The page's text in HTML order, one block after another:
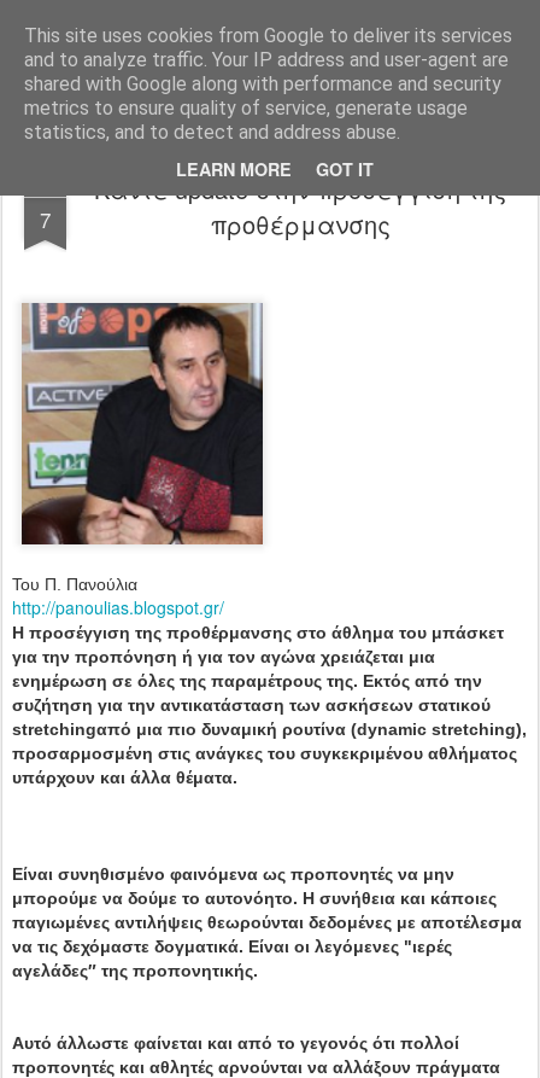
This site uses cookies from Google to deliver its services
and to analyze traffic. Your IP address and user-agent are
shared with Google along with performance and security
metrics to ensure quality of service, generate usage
statistics, and to detect and address abuse.
LEARN MORE GOT IT
All About Basketball Coaching Πάθος ,ομαδικότητα , μαχητικότητα , αντίληψη... με μια λέξη MΠΑΣΚΕΤ... .!!! Αγάπη μεγάλη που κρύβει πολλά μυστικά ...
7
Κάντε update στην προσέγγιση της
προθέρμανσης
Του Π. Πανούλια
http://panoulias.blogspot.gr/
Η προσέγγιση της προθέρμανσης στο άθλημα του μπάσκετ
για την προπόνηση ή για τον αγώνα χρειάζεται μια
ενημέρωση σε όλες της παραμέτρους της. Εκτός από την
συζήτηση για την αντικατάσταση των ασκήσεων στατικού
stretchingαπό μια πιο δυναμική ρουτίνα (dynamic stretching),
προσαρμοσμένη στις ανάγκες του συγκεκριμένου αθλήματος
υπάρχουν και άλλα θέματα.
Είναι συνηθισμένο φαινόμενα ως προπονητές να μην
μπορούμε να δούμε το αυτονόητο. Η συνήθεια και κάποιες
παγιωμένες αντιλήψεις θεωρούνται δεδομένες με αποτέλεσμα
να τις δεχόμαστε δογματικά. Είναι οι λεγόμενες "ιερές
αγελάδες″ της προπονητικής.
Αυτό άλλωστε φαίνεται και από το γεγονός ότι πολλοί
προπονητές και αθλητές αρνούνται να αλλάξουν πράγματα